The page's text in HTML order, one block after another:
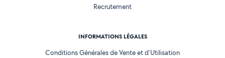
Recrutement
INFORMATIONS LÉGALES
Conditions Générales de Vente et d'Utilisation